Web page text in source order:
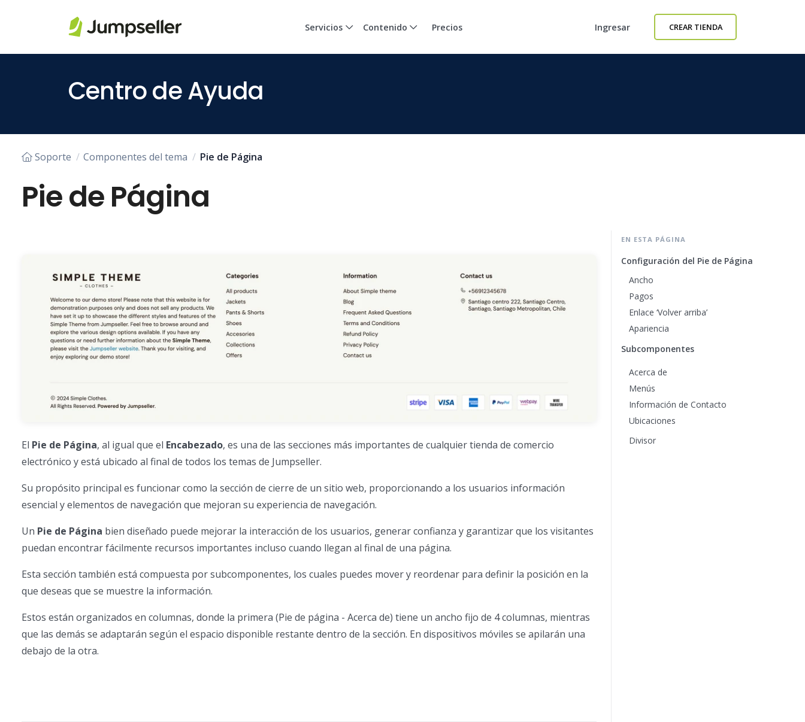
Saltar al contenido principal
Servicios Contenido Precios Ingresar CREAR TIENDA
Centro de Ayuda
Soporte Componentes del tema Pie de Página
Pie de Página
El Pie de Página, al igual que el Encabezado, es una de las secciones más importantes de cualquier tienda de comercio
electrónico y está ubicado al final de todos los temas de Jumpseller.
Su propósito principal es funcionar como la sección de cierre de un sitio web, proporcionando a los usuarios información
esencial y elementos de navegación que mejoran su experiencia de navegación.
Un Pie de Página bien diseñado puede mejorar la interacción de los usuarios, generar confianza y garantizar que los visitantes
puedan encontrar fácilmente recursos importantes incluso cuando llegan al final de una página.
Esta sección también está compuesta por subcomponentes, los cuales puedes mover y reordenar para definir la posición en la
que deseas que se muestre la información.
Estos están organizados en columnas, donde la primera (Pie de página - Acerca de) tiene un ancho fijo de 4 columnas, mientras
que las demás se adaptarán según el espacio disponible restante dentro de la sección. En dispositivos móviles se apilarán una
debajo de la otra.
EN ESTA PÁGINA
Configuración del Pie de Página
Ancho
Pagos
Enlace ‘Volver arriba’
Apariencia
Subcomponentes
Acerca de
Menús
Información de Contacto
Ubicaciones
Divisor